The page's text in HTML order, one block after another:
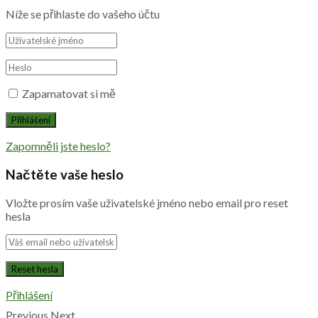
Níže se přihlaste do vašeho účtu
Zapamatovat si mě
Zapomněli jste heslo?
Načtěte vaše heslo
Vložte prosím vaše uživatelské jméno nebo email pro reset
hesla
Přihlášení
Previous Next